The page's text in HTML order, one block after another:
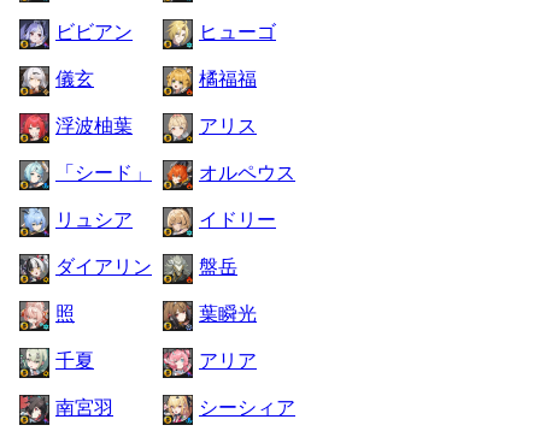
ビビアン ヒューゴ
儀玄 橘福福
浮波柚葉 アリス
「シード」 オルペウス
リュシア イドリー
ダイアリン 盤岳
照 葉瞬光
千夏 アリア
南宮羽 シーシィア